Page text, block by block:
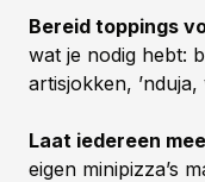
Bereid toppings
wat je nodig hebt:
artisjokken,
Laat iedereen
eigen minipizza’s